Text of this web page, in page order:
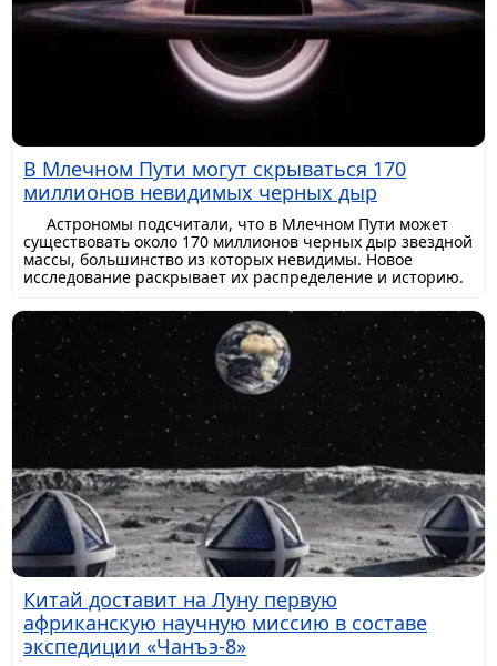
В Млечном Пути могут скрываться 170
миллионов невидимых черных дыр
Астрономы подсчитали, что в Млечном Пути может
существовать около 170 миллионов черных дыр звездной
массы, большинство из которых невидимы. Новое
исследование раскрывает их распределение и историю.
Китай доставит на Луну первую
африканскую научную миссию в составе
экспедиции «Чанъэ-8»